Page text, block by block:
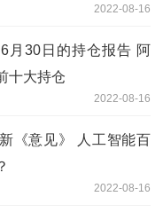
2022-08-16
月30日的持仓报告 阿
十大持仓
2022-08-16
《意见》 人工智能百
2022-08-16